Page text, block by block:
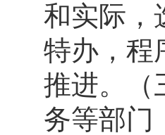
和实际，
特办，程
推进。（
务等部门